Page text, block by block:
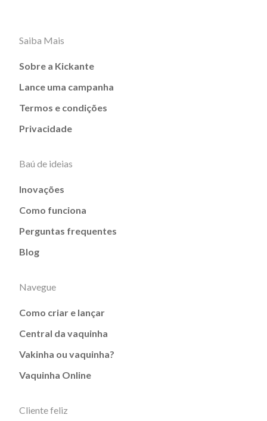
Saiba Mais
Sobre a Kickante
Lance uma campanha
Termos e condições
Privacidade
Baú de ideias
Inovações
Como funciona
Perguntas frequentes
Blog
Navegue
Como criar e lançar
Central da vaquinha
Vakinha ou vaquinha?
Vaquinha Online
Cliente feliz